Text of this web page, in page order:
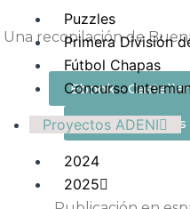
Puzzles
Primera División
Fútbol Chapas
Concurso
Proyectos ADENI
2024
2025
Una recopilación de
Ebook -
Ebook - Inglés